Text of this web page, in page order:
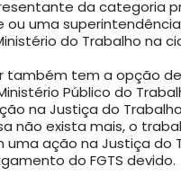
da categoria
ou uma
do Trabalho na
também tem a opção
Público do
na Justiça do
não exista mais, o
uma ação na Justiça do
do FGTS devido.